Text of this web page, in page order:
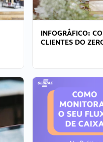
INFOGRÁFICO:
CLIENTES DO